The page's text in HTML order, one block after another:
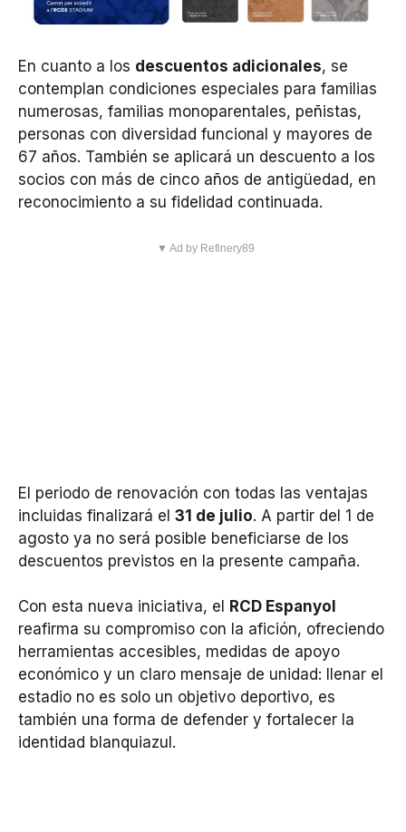
En cuanto a los descuentos adicionales, se
contemplan condiciones especiales para familias
numerosas, familias monoparentales, peñistas,
personas con diversidad funcional y mayores de
67 años. También se aplicará un descuento a los
socios con más de cinco años de antigüedad, en
reconocimiento a su fidelidad continuada.
▼ Ad by Refinery89
El periodo de renovación con todas las ventajas
incluidas finalizará el 31 de julio. A partir del 1 de
agosto ya no será posible beneficiarse de los
descuentos previstos en la presente campaña.
Con esta nueva iniciativa, el
RCD Espanyol
reafirma su compromiso con la afición, ofreciendo
herramientas accesibles, medidas de apoyo
económico y un claro mensaje de unidad: llenar el
estadio no es solo un objetivo deportivo, es
también una forma de defender y fortalecer la
identidad blanquiazul.